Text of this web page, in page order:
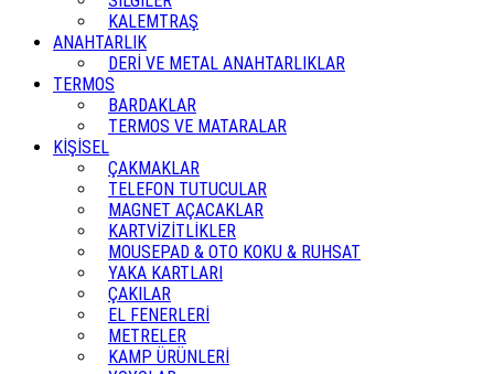
KALEMTRAŞ
ANAHTARLIK
DERİ VE METAL ANAHTARLIKLAR
TERMOS
BARDAKLAR
TERMOS VE MATARALAR
KİŞİSEL
ÇAKMAKLAR
TELEFON TUTUCULAR
MAGNET AÇACAKLAR
KARTVİZİTLİKLER
MOUSEPAD & OTO KOKU & RUHSAT
YAKA KARTLARI
ÇAKILAR
EL FENERLERİ
METRELER
KAMP ÜRÜNLERİ